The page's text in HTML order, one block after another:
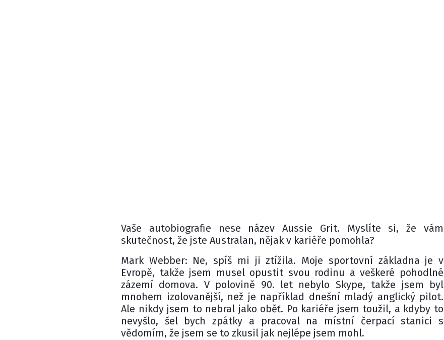
Vaše autobiografie nese název Aussie Grit. Myslíte si, že vám
skutečnost, že jste Australan, nějak v kariéře pomohla?
Mark Webber: Ne, spíš mi ji ztížila. Moje sportovní základna je v
Evropě, takže jsem musel opustit svou rodinu a veškeré pohodlné
zázemí domova. V polovině 90. let nebylo Skype, takže jsem byl
mnohem izolovanější, než je například dnešní mladý anglický pilot.
Ale nikdy jsem to nebral jako oběť. Po kariéře jsem toužil, a kdyby to
nevyšlo, šel bych zpátky a pracoval na místní čerpací stanici s
vědomím, že jsem se to zkusil jak nejlépe jsem mohl.